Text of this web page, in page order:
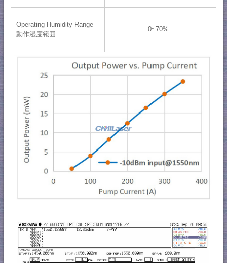
Operating Humidity Range
動作湿度範囲
0~70%